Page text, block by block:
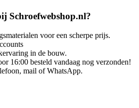
Schroefwebshop.nl?
voor een scherpe prijs.
in de bouw.
16:00 besteld vandaag nog verzonden!
mail of WhatsApp.